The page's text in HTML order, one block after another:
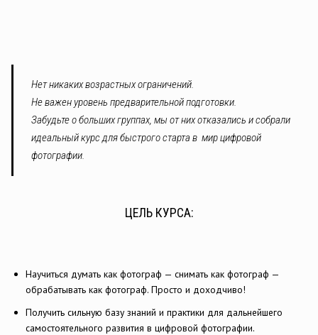
Нет никаких возрастных ограничений.
Не важен уровень предварительной подготовки.
Забудьте о больших группах, мы от них отказались и собрали
идеальный курс для быстрого старта в мир цифровой
фотографии.
ЦЕЛЬ КУРСА:
Научиться думать как фотограф — снимать как фотограф —
обрабатывать как фотограф. Просто и доходчиво!
Получить сильную базу знаний и практики для дальнейшего
самостоятельного развития в цифровой фотографии.